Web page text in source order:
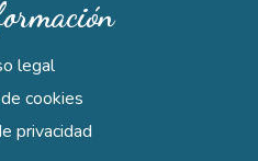
legal
cookies
privacidad